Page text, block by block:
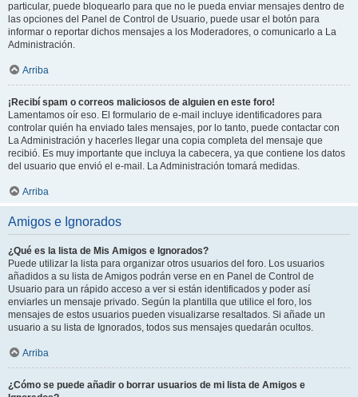
particular, puede bloquearlo para que no le pueda enviar mensajes dentro de
las opciones del Panel de Control de Usuario, puede usar el botón para
informar o reportar dichos mensajes a los Moderadores, o comunicarlo a La
Administración.
Arriba
¡Recibí spam o correos maliciosos de alguien en este foro!
Lamentamos oír eso. El formulario de e-mail incluye identificadores para
controlar quién ha enviado tales mensajes, por lo tanto, puede contactar con
La Administración y hacerles llegar una copia completa del mensaje que
recibió. Es muy importante que incluya la cabecera, ya que contiene los datos
del usuario que envió el e-mail. La Administración tomará medidas.
Arriba
Amigos e Ignorados
¿Qué es la lista de Mis Amigos e Ignorados?
Puede utilizar la lista para organizar otros usuarios del foro. Los usuarios
añadidos a su lista de Amigos podrán verse en en Panel de Control de
Usuario para un rápido acceso a ver si están identificados y poder así
enviarles un mensaje privado. Según la plantilla que utilice el foro, los
mensajes de estos usuarios pueden visualizarse resaltados. Si añade un
usuario a su lista de Ignorados, todos sus mensajes quedarán ocultos.
Arriba
¿Cómo se puede añadir o borrar usuarios de mi lista de Amigos e